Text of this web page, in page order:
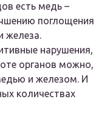
есть медь –
поглощения
железа.
нарушения,
органов можно,
и железом. И
количествах